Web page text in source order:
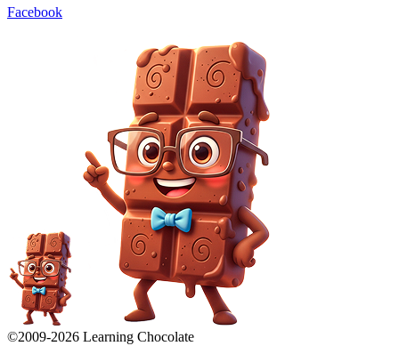
Facebook
©2009-2026 Learning Chocolate